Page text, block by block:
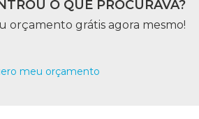
O QUE PROCURAVA?
orçamento grátis agora mesmo!
meu orçamento